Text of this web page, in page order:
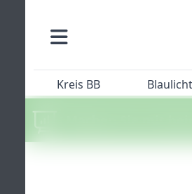
Kreis BB Blaulicht
Machen Sie mit